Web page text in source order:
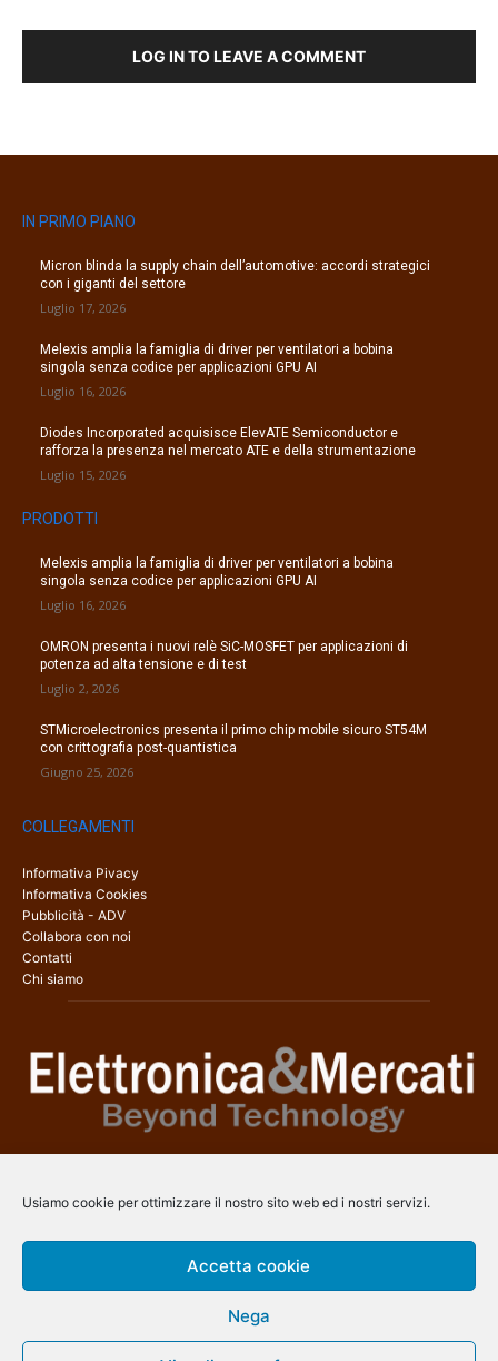
Usiamo cookie per ottimizzare il nostro sito web ed i nostri servizi.
Accetta cookie
Nega
LOG IN TO LEAVE A COMMENT
IN PRIMO PIANO
Micron blinda la supply chain dell’automotive: accordi strategici
con i giganti del settore
Luglio 17, 2026
Melexis amplia la famiglia di driver per ventilatori a bobina
singola senza codice per applicazioni GPU AI
Luglio 16, 2026
Diodes Incorporated acquisisce ElevATE Semiconductor e
rafforza la presenza nel mercato ATE e della strumentazione
Luglio 15, 2026
PRODOTTI
Melexis amplia la famiglia di driver per ventilatori a bobina
singola senza codice per applicazioni GPU AI
Luglio 16, 2026
OMRON presenta i nuovi relè SiC-MOSFET per applicazioni di
potenza ad alta tensione e di test
Luglio 2, 2026
STMicroelectronics presenta il primo chip mobile sicuro ST54M
con crittografia post-quantistica
Giugno 25, 2026
COLLEGAMENTI
Informativa Pivacy
Informativa Cookies
Pubblicità - ADV
Collabora con noi
Contatti
Chi siamo
una copertura a 360° che coinvolge tecnologie, prodotti, mercati e
info@arscommunication.it
SEGUICI